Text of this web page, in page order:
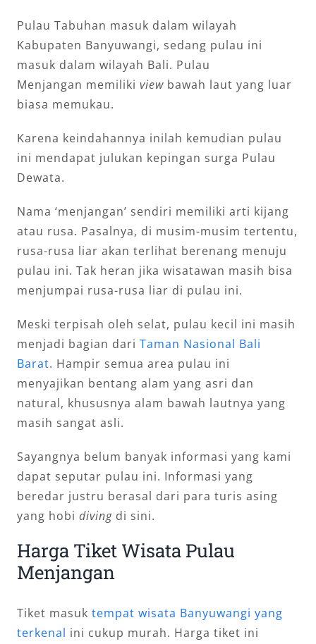
Pulau Tabuhan masuk dalam wilayah
Kabupaten Banyuwangi, sedang pulau ini
masuk dalam wilayah Bali. Pulau
Menjangan memiliki view bawah laut yang luar
biasa memukau.
Karena keindahannya inilah kemudian pulau
ini mendapat julukan kepingan surga Pulau
Dewata.
Nama ‘menjangan’ sendiri memiliki arti kijang
atau rusa. Pasalnya, di musim-musim tertentu,
rusa-rusa liar akan terlihat berenang menuju
pulau ini. Tak heran jika wisatawan masih bisa
menjumpai rusa-rusa liar di pulau ini.
Meski terpisah oleh selat, pulau kecil ini masih
menjadi bagian dari Taman Nasional Bali
Barat. Hampir semua area pulau ini
menyajikan bentang alam yang asri dan
natural, khususnya alam bawah lautnya yang
masih sangat asli.
Sayangnya belum banyak informasi yang kami
dapat seputar pulau ini. Informasi yang
beredar justru berasal dari para turis asing
yang hobi diving di sini.
Harga Tiket Wisata Pulau
Menjangan
Tiket masuk tempat wisata Banyuwangi yang
terkenal ini cukup murah. Harga tiket ini